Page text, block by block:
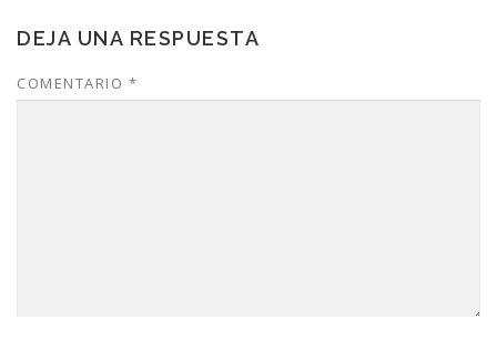
DEJA UNA RESPUESTA
COMENTARIO *